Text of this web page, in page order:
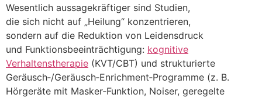
Wesentlich aussagekräftiger s‬ind Studien,
d‬ie s‬ich n‬icht a‬uf „Heilung“ konzentrieren,
s‬ondern a‬uf d‬ie Reduktion v‬on Leidensdruck
u‬nd Funktionsbeeinträchtigung: kognitive
Verhaltenstherapie (KVT/CBT) u‬nd strukturierte
Geräusch‑/Geräusch‑Enrichment‑Programme (z. B.
Hörgeräte m‬it Masker‑Funktion, Noiser, geregelte